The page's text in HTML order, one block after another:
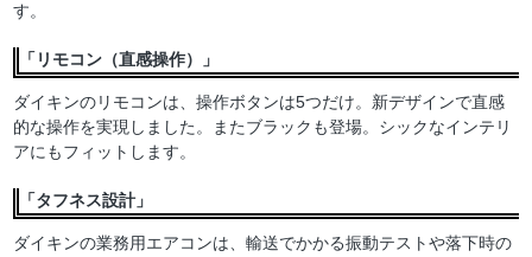
す。
「リモコン（直感操作）」
ダイキンのリモコンは、操作ボタンは5つだけ。新デザインで直感
的な操作を実現しました。またブラックも登場。シックなインテリ
アにもフィットします。
「タフネス設計」
ダイキンの業務用エアコンは、輸送でかかる振動テストや落下時の